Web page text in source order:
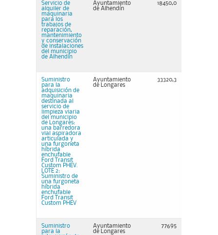
Servicio de
alquiler de
maquinaria
para los
trabajos de
reparación,
mantenimiento
y conservación
de instalaciones
del municipio
de Alhendín
Ayuntamiento
de Alhendín
18450,0
Suministro
para la
adquisición de
maquinaria
destinada al
servicio de
limpieza viaria
del municipio
de Longares:
una barredora
vial aspiradora
articulada y
una furgoneta
híbrida
enchufable
Ford Transit
Custom PHEV.
LOTE 2:
Suministro de
una furgoneta
híbrida
enchufable
Ford Transit
Custom PHEV
Ayuntamiento
de Longares
33320,3
Suministro
para la
Ayuntamiento
de Longares
77695